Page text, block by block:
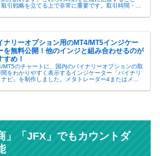
取引戦略を立てる上で非常に重要です。取引時間・判
合わせて縦線が出ますその時刻を...
ナリーオプション用のMT4/MT5インジケー
を無料公開！他のインジと組み合わせるのが
すめ！
MT5のチャートに、国内のバイナリーオプションの取
間をわかりやすく表示するインジケーター「バイナリ
ナビ」を制作しました。メタトレーダー4またはメタ
MT5上にバイナリー...
」「JFX」でもカウントダ